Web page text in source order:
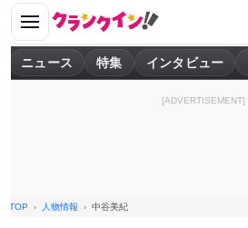
ニュース 特集 インタビュー
[ADVERTISEMENT]
TOP 人物情報 中谷美紀